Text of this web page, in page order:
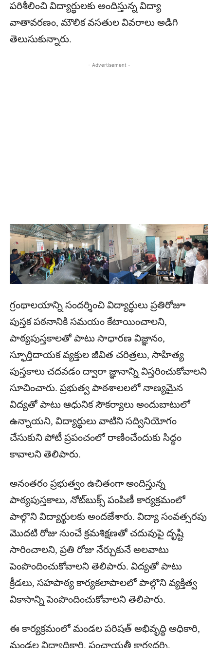
పరిశీలించి విద్యార్థులకు అందిస్తున్న విద్యా
వాతావరణం, మౌలిక వసతుల వివరాలు అడిగి
తెలుసుకున్నారు.
- Advertisement -
గ్రంథాలయాన్ని సందర్శించి విద్యార్థులు ప్రతిరోజూ
పుస్తక పఠనానికి సమయం కేటాయించాలని,
పాఠ్యపుస్తకాలతో పాటు సాధారణ విజ్ఞానం,
స్ఫూర్తిదాయక వ్యక్తుల జీవిత చరిత్రలు, సాహిత్య
పుస్తకాలు చదవడం ద్వారా జ్ఞానాన్ని విస్తరించుకోవాలని
సూచించారు. ప్రభుత్వ పాఠశాలలలో నాణ్యమైన
విద్యతో పాటు ఆధునిక సౌకర్యాలు అందుబాటులో
ఉన్నాయని, విద్యార్థులు వాటిని సద్వినియోగం
చేసుకుని పోటీ ప్రపంచంలో రాణించేందుకు సిద్ధం
కావాలని తెలిపారు.
అనంతరం ప్రభుత్వం ఉచితంగా అందిస్తున్న
పాఠ్యపుస్తకాలు, నోట్‌బుక్స్ పంపిణీ కార్యక్రమంలో
పాల్గొని విద్యార్థులకు అందజేశారు. విద్యా సంవత్సరపు
మొదటి రోజు నుంచే క్రమశిక్షణతో చదువుపై దృష్టి
సారించాలని, ప్రతి రోజు నేర్చుకునే అలవాటు
పెంపొందించుకోవాలని తెలిపారు. విద్యతో పాటు
క్రీడలు, సహపాఠ్య కార్యకలాపాలలో పాల్గొని వ్యక్తిత్వ
వికాసాన్ని పెంపొందించుకోవాలని తెలిపారు.
ఈ కార్యక్రమంలో మండల పరిషత్ అభివృద్ధి అధికారి,
మండల విద్యాధికారి, పంచాయతీ కార్యదర్శి,